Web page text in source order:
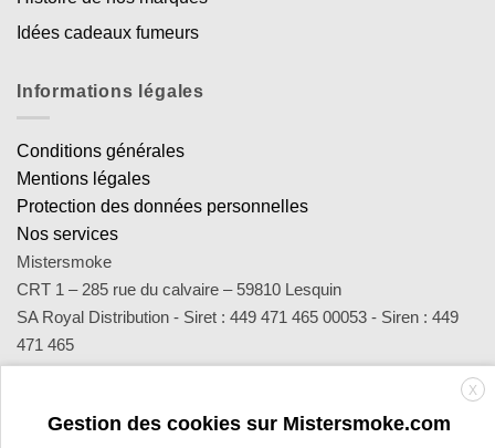
Idées cadeaux fumeurs
Informations légales
Conditions générales
Mentions légales
Protection des données personnelles
Nos services
Mistersmoke
CRT 1 – 285 rue du calvaire – 59810 Lesquin
SA Royal Distribution - Siret : 449 471 465 00053 - Siren : 449
471 465
Contact : notre équipe d’experts est joignable par email
sav@mistersmoke.com ou par téléphone au 03 20 90 56 55 du
lundi au vendredi de 9h à 17h.
X
Gestion des cookies sur Mistersmoke.com